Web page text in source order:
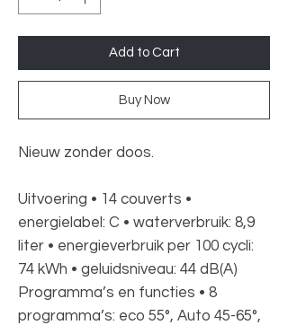
Add to Cart
Buy Now
Nieuw zonder doos.
Uitvoering • 14 couverts •
energielabel: C • waterverbruik: 8,9
liter • energieverbruik per 100 cycli:
74 kWh • geluidsniveau: 44 dB(A)
Programma’s en functies • 8
programma’s: eco 55°, Auto 45-65°,